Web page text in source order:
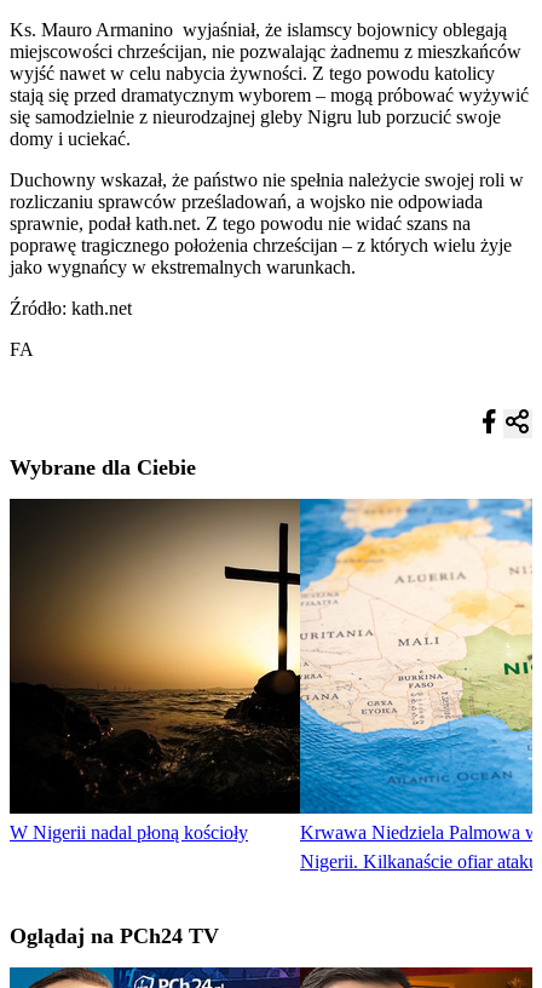
Ks. Mauro Armanino wyjaśniał, że islamscy bojownicy oblegają
miejscowości chrześcijan, nie pozwalając żadnemu z mieszkańców
wyjść nawet w celu nabycia żywności. Z tego powodu katolicy
stają się przed dramatycznym wyborem – mogą próbować wyżywić
się samodzielnie z nieurodzajnej gleby Nigru lub porzucić swoje
domy i uciekać.
Duchowny wskazał, że państwo nie spełnia należycie swojej roli w
rozliczaniu sprawców prześladowań, a wojsko nie odpowiada
sprawnie, podał kath.net. Z tego powodu nie widać szans na
poprawę tragicznego położenia chrześcijan – z których wielu żyje
jako wygnańcy w ekstremalnych warunkach.
Źródło: kath.net
FA
Wybrane dla Ciebie
W Nigerii nadal płoną kościoły
Krwawa Niedziela Palmowa w
Nigerii. Kilkanaście ofiar ataku
Oglądaj na PCh24 TV